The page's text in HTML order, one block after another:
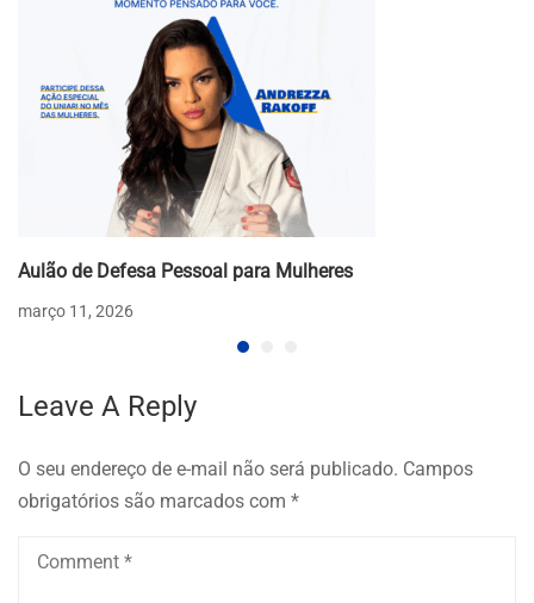
Aulão de Defesa Pessoal para Mulheres
março 11, 2026
Leave A Reply
O seu endereço de e-mail não será publicado. Campos
obrigatórios são marcados com *